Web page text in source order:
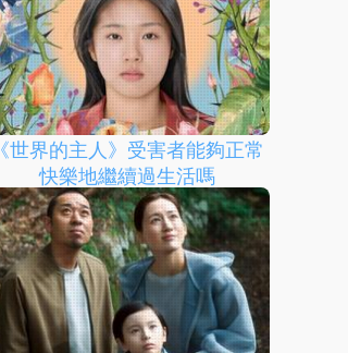
《世界的主人》受害者能夠正常
快樂地繼續過生活嗎